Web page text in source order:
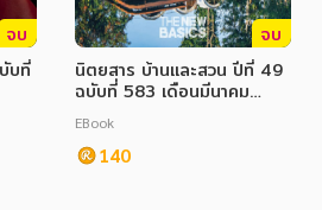
จบ
บที่
จบ
นิตยสาร บ้านและสวน ปีที่ 49
ฉบับที่ 583 เดือนมีนาคม
2568
EBook
140